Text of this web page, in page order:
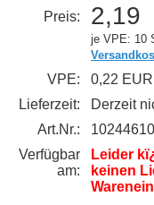
Preis: 2,19
je VPE: 10
VPE:
0,22
Lieferzeit:
Derzeit
Art.Nr.:
10244610
Verfügbar
am:
Leider
keinen